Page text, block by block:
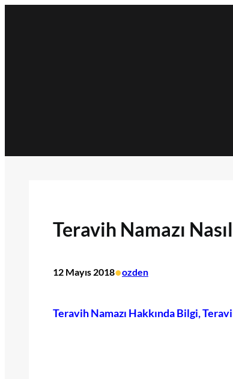
Teravih Namazı Nasıl
12 Mayıs 2018•ozden
Teravih Namazı Hakkında Bilgi,